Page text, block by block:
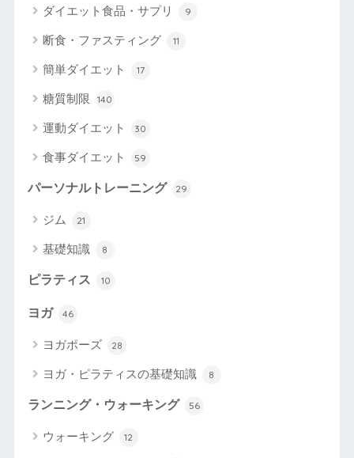
ダイエット食品・サプリ 9
断食・ファスティング 11
簡単ダイエット 17
糖質制限 140
運動ダイエット 30
食事ダイエット 59
パーソナルトレーニング 29
ジム 21
基礎知識 8
ピラティス 10
ヨガ 46
ヨガポーズ 28
ヨガ・ピラティスの基礎知識 8
ランニング・ウォーキング 56
ウォーキング 12